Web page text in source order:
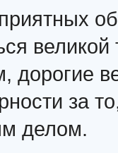
дорогие
за
делом.